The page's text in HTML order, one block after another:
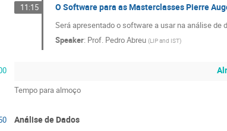
11:15 O Software para as Masterclasses Pierre
Será apresentado o software a usar na análise de
Speaker: Prof. Pedro Abreu (LIP and IST)
Tempo para almoço
Análise de Dados